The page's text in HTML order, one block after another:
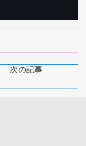
次の記事